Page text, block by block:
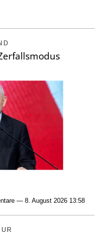
— 8. August 2026 13:58